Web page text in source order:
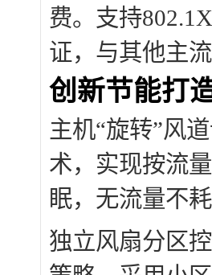
费。支持
证，与其他主
创新节能打
主机“旋转”风
术，实现按流
眠，无流量不
独立风扇分区